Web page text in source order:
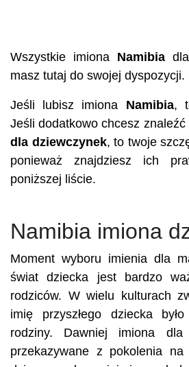
Wszystkie imiona Namibia dla
masz tutaj do swojej dyspozycji.
Jeśli lubisz imiona Namibia,
Jeśli dodatkowo chcesz znaleźć
dla dziewczynek, to twoje
ponieważ znajdziesz ich
poniższej liście.
Namibia imiona
Moment wyboru imienia dla
świat dziecka jest bardzo
rodziców. W wielu kulturach
imię przyszłego dziecka
rodziny. Dawniej imiona dla
przekazywane z pokolenia